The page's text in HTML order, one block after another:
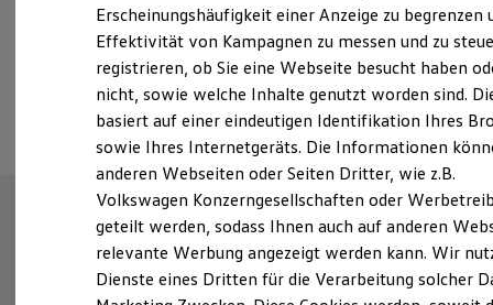
Ladezeitensimulator
Batterie
Sicherheit
Garantie und Lebensdauer
Nachhaltigkeit
Technologie
Kosten und Kauf
Verbrauchskosten
Kaufoptionen
E-Auto-Förderung
Software und Konnektivität
Die ID. Software 6
ID. Software Versionen und Updates
Digitale Extras
Schnittstellen zu Ihrem ID.
Serviceanfrage stellen
Erscheinungshäufigkeit einer Anzeige zu begrenzen
Effektivität von Kampagnen zu messen und zu
registrieren, ob Sie eine Webseite besucht haben
nicht, sowie welche Inhalte genutzt worden sind.
basiert auf einer eindeutigen Identifikation Ihres
sowie Ihres Internetgeräts. Die Informationen
anderen Webseiten oder Seiten Dritter, wie z.B.
Volkswagen Konzerngesellschaften oder
geteilt werden, sodass Ihnen auch auf anderen
relevante Werbung angezeigt werden kann. Wir
Dienste eines Dritten für die Verarbeitung solcher